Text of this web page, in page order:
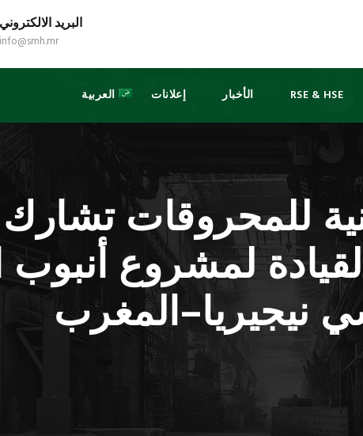
البريد الالكتروني
info@smh.mr
RSE & HSE الأخبار إعلانات العربية
للمحروقات
لمشروع أنبوب
نيجيريا–المغرب